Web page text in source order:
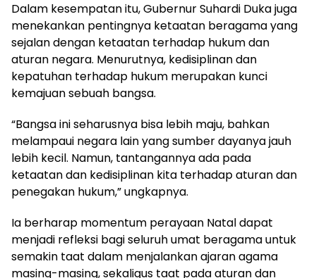
Dalam kesempatan itu, Gubernur Suhardi Duka juga
menekankan pentingnya ketaatan beragama yang
sejalan dengan ketaatan terhadap hukum dan
aturan negara. Menurutnya, kedisiplinan dan
kepatuhan terhadap hukum merupakan kunci
kemajuan sebuah bangsa.
“Bangsa ini seharusnya bisa lebih maju, bahkan
melampaui negara lain yang sumber dayanya jauh
lebih kecil. Namun, tantangannya ada pada
ketaatan dan kedisiplinan kita terhadap aturan dan
penegakan hukum,” ungkapnya.
Ia berharap momentum perayaan Natal dapat
menjadi refleksi bagi seluruh umat beragama untuk
semakin taat dalam menjalankan ajaran agama
masing-masing, sekaligus taat pada aturan dan